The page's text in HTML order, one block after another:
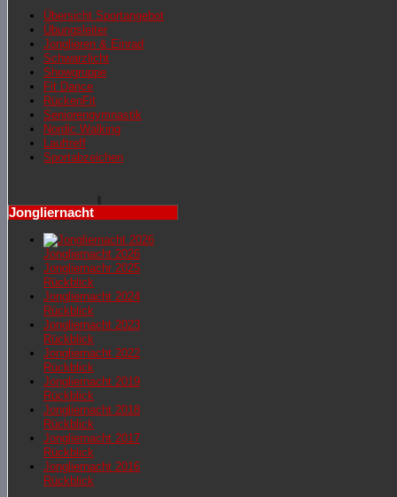
Übersicht Sportangebot
Übungsleiter
Jonglieren & Einrad
Schwarzlicht
Showgruppe
Fit Dance
RückenFit
Seniorengymnastik
Nordic Walking
Lauftreff
Sportabzeichen
Jongliernacht
Jongliernacht 2026
Jongliernachr 2025
Rückblick
Jongliernacht 2024
Rückblick
Jongliernacht 2023
Rückblick
Jongliernacht 2022
Rückblick
Jongliernacht 2019
Rückblick
Jongliernacht 2018
Rückblick
Jongliernacht 2017
Rückblick
Jongliernacht 2016
Rückblick